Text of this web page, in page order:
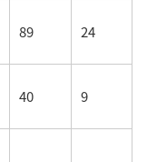
89 24
40 9